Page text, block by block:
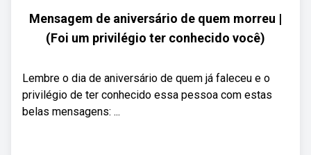
Mensagem de aniversário de quem morreu |
(Foi um privilégio ter conhecido você)
Lembre o dia de aniversário de quem já faleceu e o
privilégio de ter conhecido essa pessoa com estas
belas mensagens: ...